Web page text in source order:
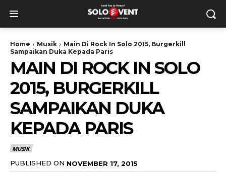
Home Musik
Main Di Rock In Solo 2015, Burgerkill
Sampaikan Duka Kepada Paris
MAIN DI ROCK IN SOLO
2015, BURGERKILL
SAMPAIKAN DUKA
KEPADA PARIS
MUSIK
PUBLISHED ON NOVEMBER 17, 2015